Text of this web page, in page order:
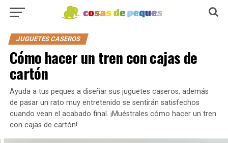
JUGUETES CASEROS
Cómo hacer un tren con cajas de
cartón
Ayuda a tus peques a diseñar sus juguetes caseros, además
de pasar un rato muy entretenido se sentirán satisfechos
cuando vean el acabado final. ¡Muéstrales cómo hacer un tren
con cajas de cartón!